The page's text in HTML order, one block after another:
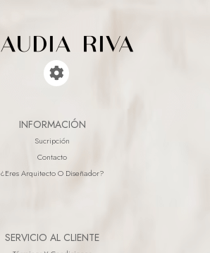
INFORMACIÓN
Sucripción
Contacto
¿eres Arquitecto O Diseñador?
SERVICIO AL CLIENTE